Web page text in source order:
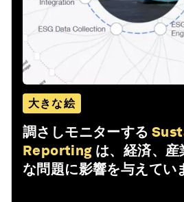
大きな絵
調さしモニターする
Reporting は、経済、
な問題に影響を与えてい